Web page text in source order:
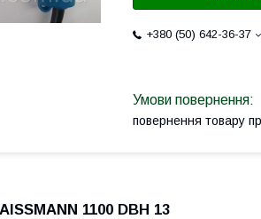
+380 (50) 642-36-37
повернення товару
1100 DBH 13